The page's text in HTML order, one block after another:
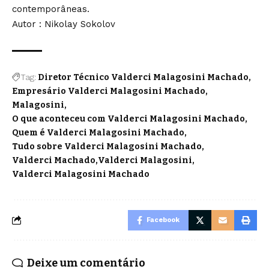
contemporâneas.
Autor : Nikolay Sokolov
Tag: Diretor Técnico Valderci Malagosini Machado
Empresário Valderci Malagosini Machado
Malagosini
O que aconteceu com Valderci Malagosini Machado
Quem é Valderci Malagosini Machado
Tudo sobre Valderci Malagosini Machado
Valderci Machado Valderci Malagosini
Valderci Malagosini Machado
Facebook
Deixe um comentário